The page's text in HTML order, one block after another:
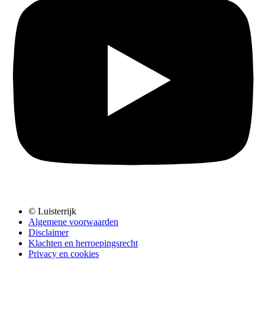
© Luisterrijk
Algemene voorwaarden
Disclaimer
Klachten en herroepingsrecht
Privacy en cookies